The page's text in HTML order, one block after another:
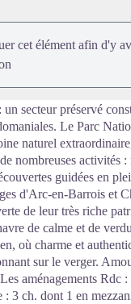
cet élément afin d'y
secteur préservé
Le Parc
naturel
nombreuses activités :
guidées en
d'Arc-en-Barrois et
de leur très riche
de calme et de
où charme et
sur le verger.
aménagements Rdc
: 3 ch. dont 1 en